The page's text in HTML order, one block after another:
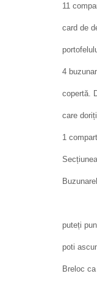
11
card de
4
copertă.
care
1
puteți
poti
Breloc